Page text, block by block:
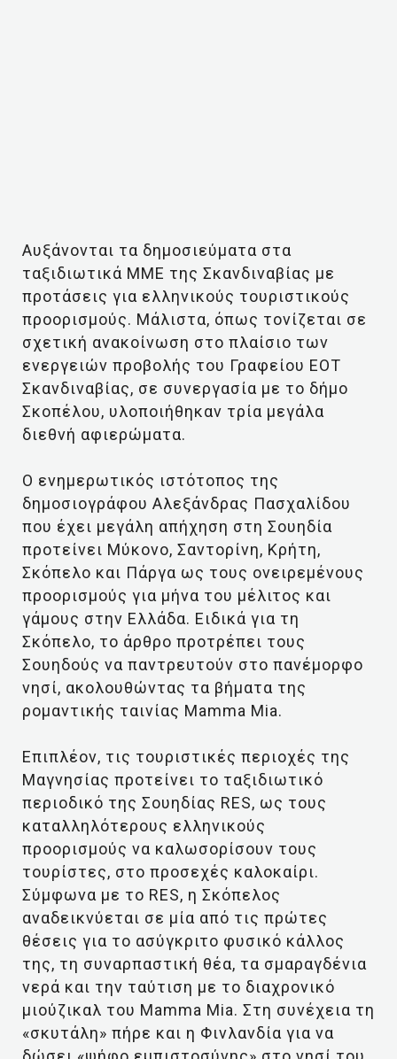
Αυξάνονται τα δημοσιεύματα στα
ταξιδιωτικά ΜΜΕ της Σκανδιναβίας με
προτάσεις για ελληνικούς τουριστικούς
προορισμούς. Μάλιστα, όπως τονίζεται σε
σχετική ανακοίνωση στο πλαίσιο των
ενεργειών προβολής του Γραφείου ΕΟΤ
Σκανδιναβίας, σε συνεργασία με το δήμο
Σκοπέλου, υλοποιήθηκαν τρία μεγάλα
διεθνή αφιερώματα.
Ο ενημερωτικός ιστότοπος της
δημοσιογράφου Αλεξάνδρας Πασχαλίδου
που έχει μεγάλη απήχηση στη Σουηδία
προτείνει Μύκονο, Σαντορίνη, Κρήτη,
Σκόπελο και Πάργα ως τους ονειρεμένους
προορισμούς για μήνα του μέλιτος και
γάμους στην Ελλάδα. Ειδικά για τη
Σκόπελο, το άρθρο προτρέπει τους
Σουηδούς να παντρευτούν στο πανέμορφο
νησί, ακολουθώντας τα βήματα της
ρομαντικής ταινίας Mamma Mia.
Επιπλέον, τις τουριστικές περιοχές της
Μαγνησίας προτείνει το ταξιδιωτικό
περιοδικό της Σουηδίας RES, ως τους
καταλληλότερους ελληνικούς
προορισμούς να καλωσορίσουν τους
τουρίστες, στο προσεχές καλοκαίρι.
Σύμφωνα με το RES, η Σκόπελος
αναδεικνύεται σε μία από τις πρώτες
θέσεις για το ασύγκριτο φυσικό κάλλος
της, τη συναρπαστική θέα, τα σμαραγδένια
νερά και την ταύτιση με το διαχρονικό
μιούζικαλ του Mamma Mia. Στη συνέχεια τη
«σκυτάλη» πήρε και η Φινλανδία για να